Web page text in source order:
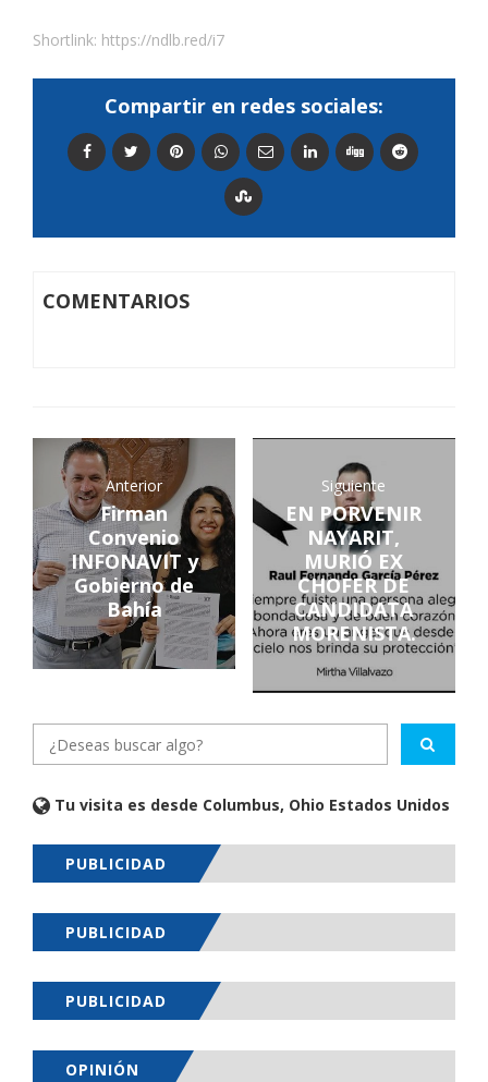
Shortlink: https://ndlb.red/i7
Compartir en redes sociales:
COMENTARIOS
Anterior
Firman
Convenio
INFONAVIT y
Gobierno de
Bahía
Siguiente
EN PORVENIR
NAYARIT,
MURIÓ EX
CHOFER DE
CANDIDATA
MORENISTA.
Tu visita es desde Columbus, Ohio Estados Unidos
PUBLICIDAD
PUBLICIDAD
PUBLICIDAD
OPINIÓN